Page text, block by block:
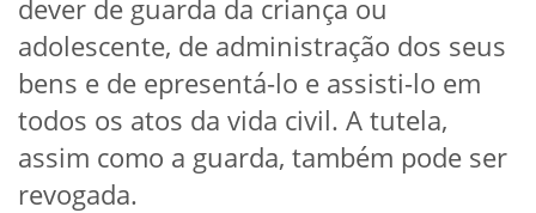
dever de guarda da criança ou
adolescente, de administração dos seus
bens e de epresentá-lo e assisti-lo em
todos os atos da vida civil. A tutela,
assim como a guarda, também pode ser
revogada.